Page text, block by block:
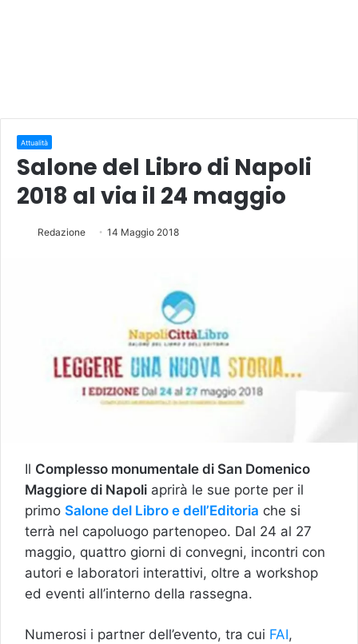
Attualità
Salone del Libro di Napoli
2018 al via il 24 maggio
Redazione 14 Maggio 2018
Il Complesso monumentale di San Domenico
Maggiore di Napoli aprirà le sue porte per il
primo Salone del Libro e dell’Editoria che si
terrà nel capoluogo partenopeo. Dal 24 al 27
maggio, quattro giorni di convegni, incontri con
autori e laboratori interattivi, oltre a workshop
ed eventi all’interno della rassegna.
Numerosi i partner dell’evento, tra cui FAI,